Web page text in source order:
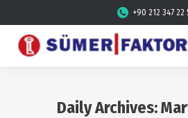
+90 212 347 22
Daily Archives: